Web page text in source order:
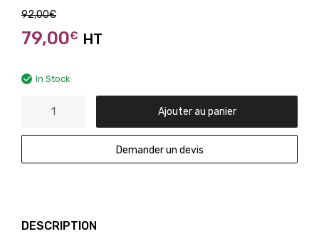
92,00€
79,00€ HT
In Stock
Ajouter au panier
Demander un devis
DESCRIPTION